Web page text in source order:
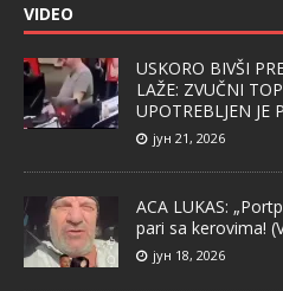
VIDEO
USKORO BIVŠI
LAŽE: ZVUČNI
UPOTREBLJEN JE
јун 21, 2026
ACA LUKAS:
pari sa kerovima!
јун 18, 2026